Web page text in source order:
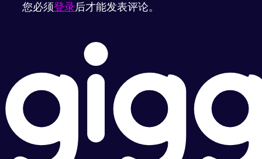
您必须登录后才能发表评论。